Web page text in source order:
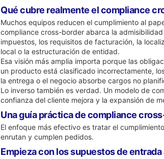
Qué cubre realmente el compliance
Muchos equipos reducen el cumplimiento al
compliance cross-border abarca la
impuestos, los requisitos de facturación, la
local o la estructuración de entidad.
Esa visión más amplia importa porque las
un producto está clasificado incorrectamente,
la entrega o el negocio absorbe cargos no
Lo inverso también es verdad. Un modelo de
confianza del cliente mejora y la expansión de
Una guía práctica de compliance
El enfoque más efectivo es tratar el
enrutan y cumplen pedidos.
Empieza con los supuestos de